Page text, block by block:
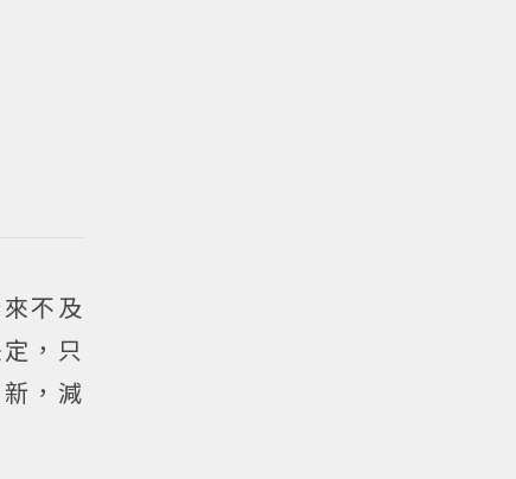
不及
，只
，減